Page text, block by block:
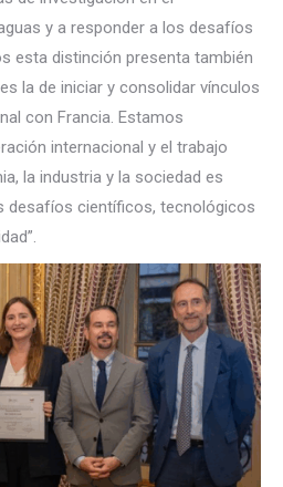
y a responder a los desafíos
esta distinción presenta también
la de iniciar y consolidar vínculos
con Francia. Estamos
internacional y el trabajo
la industria y la sociedad es
desafíos científicos, tecnológicos